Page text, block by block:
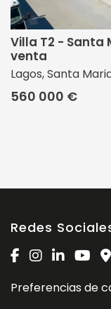
Villa T2 - Santa
venta
Lagos, Santa
560 000 €
Redes
Preferencias de